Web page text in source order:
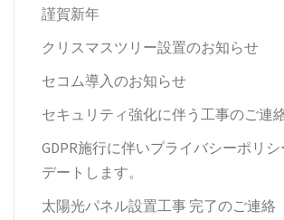
謹賀新年
クリスマスツリー設置のお知らせ
セコム導入のお知らせ
セキュリティ強化に伴う工事のご連
GDPR施行に伴いプライバシーポリ
デートします。
太陽光パネル設置工事 完了のご連絡